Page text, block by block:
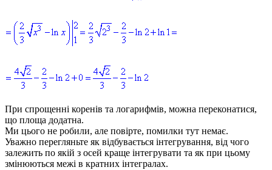
При спрощенні коренів та логарифмів, можна переконатися,
що площа додатна.
Ми цього не робили, але повірте, помилки тут немає.
Уважно перегляньте як відбувається інтегрування, від чого
залежить по якій з осей краще інтегрувати та як при цьому
змінюються межі в кратних інтегралах.